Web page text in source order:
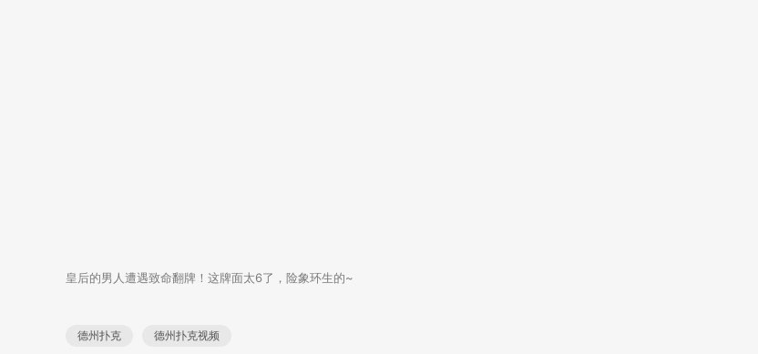
皇后的男人遭遇致命翻牌！这牌面太6了，险象环生的~
德州扑克 德州扑克视频